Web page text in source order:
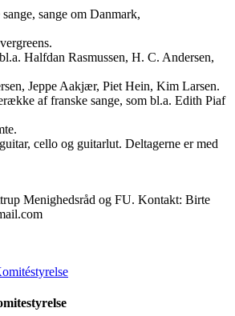
sange om Danmark,
Halfdan Rasmussen, H. C. Andersen,
Jeppe Aakjær, Piet Hein, Kim Larsen.
af franske sange, som bl.a. Edith Piaf
cello og guitarlut. Deltagerne er med
Menighedsråd og FU. Kontakt: Birte